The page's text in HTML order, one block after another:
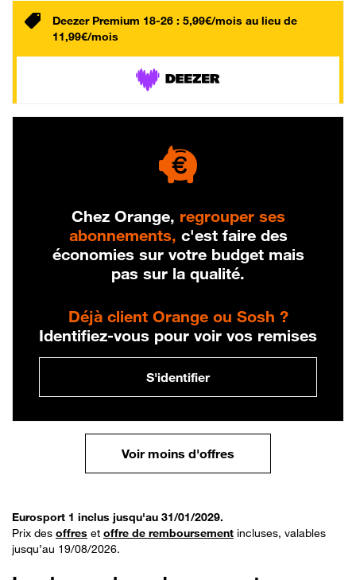
Deezer Premium 18-26 : 5,99€/mois au lieu de
11,99€/mois
Chez Orange, regrouper ses
abonnements, c'est faire des
économies sur votre budget mais
pas sur la qualité.
Déjà client Orange ou Sosh ?
Identifiez-vous pour voir vos remises
S'identifier
Voir moins d'offres
Eurosport 1 inclus jusqu'au 31/01/2029.
Prix des offres et offre de remboursement incluses, valables
jusqu’au 19/08/2026.